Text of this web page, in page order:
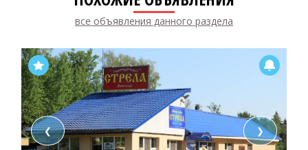
все объявления данного раздела
❮ ❯